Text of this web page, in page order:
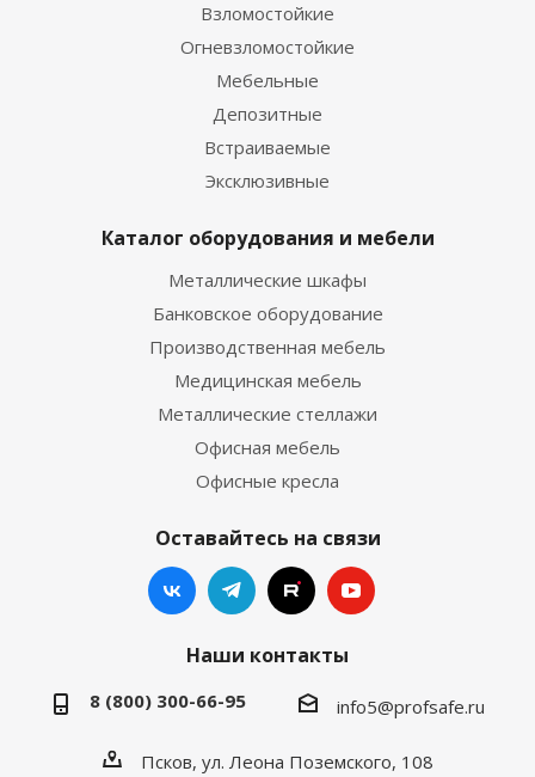
Взломостойкие
Огневзломостойкие
Мебельные
Депозитные
Встраиваемые
Эксклюзивные
Каталог оборудования и мебели
Металлические шкафы
Банковское оборудование
Производственная мебель
Медицинская мебель
Металлические стеллажи
Офисная мебель
Офисные кресла
Оставайтесь на связи
Наши контакты
8 (800) 300-66-95 info5@profsafe.ru
Псков, ул. Леона Поземского, 108